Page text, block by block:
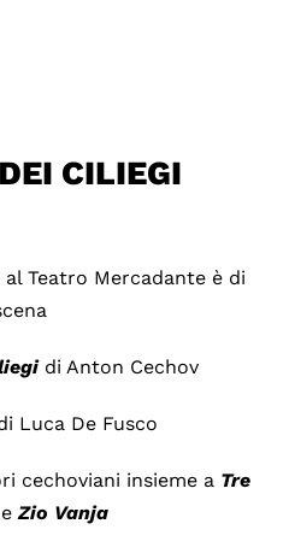
CILIEGI
al Teatro Mercadante è di
di Anton Cechov
Luca De Fusco
cechoviani insieme a Tre
eZio Vanja